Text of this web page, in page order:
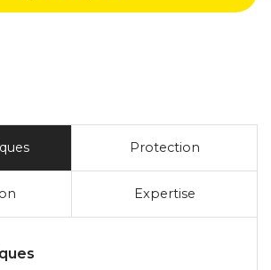
Protection
Expertise